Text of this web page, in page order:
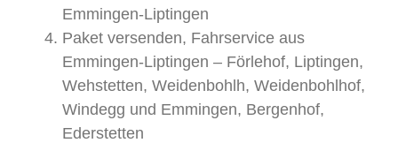
Emmingen-Liptingen
Paket versenden, Fahrservice aus
Emmingen-Liptingen – Förlehof, Liptingen,
Wehstetten, Weidenbohlh, Weidenbohlhof,
Windegg und Emmingen, Bergenhof,
Ederstetten